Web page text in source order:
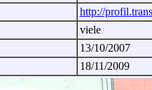
http://
viele
13/10/2007
18/11/2009